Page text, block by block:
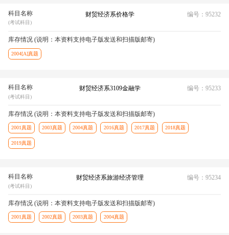
科目名称
(考试科目)
财贸经济系价格学 编号：95232
库存情况 (说明：本资料支持电子版发送和扫描版邮寄)
2004[A]真题
科目名称
(考试科目)
财贸经济系3109金融学 编号：95233
库存情况 (说明：本资料支持电子版发送和扫描版邮寄)
2001真题 2003真题 2004真题 2016真题 2017真题 2018真题
2019真题
科目名称
(考试科目)
财贸经济系旅游经济管理 编号：95234
库存情况 (说明：本资料支持电子版发送和扫描版邮寄)
2001真题 2002真题 2003真题 2004真题